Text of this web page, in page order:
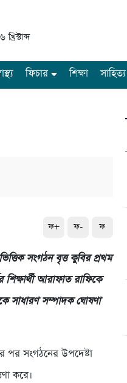
ফিচার শিক্ষা সাহিত্য
ফ+ ফ- ফ
সংগঠন বৃত্ত কুবির প্রথম
আরাফাত রাফিকে
সাধারণ সম্পাদক ঘোষণা
পর সংগঠনের উপদেষ্টা
করে।